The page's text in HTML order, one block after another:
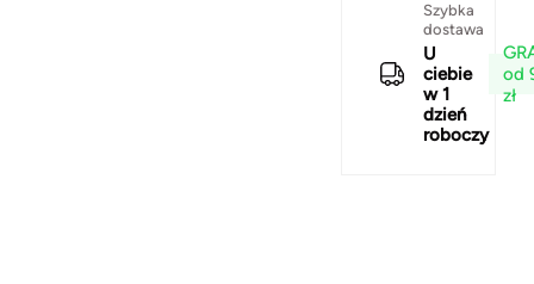
Szybka
dostawa
U
ciebie
w 1
dzień
roboczy
od
zł